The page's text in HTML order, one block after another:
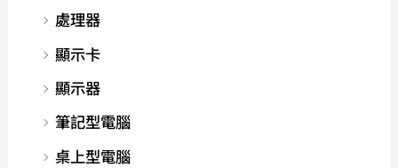
處理器
顯示卡
顯示器
筆記型電腦
桌上型電腦